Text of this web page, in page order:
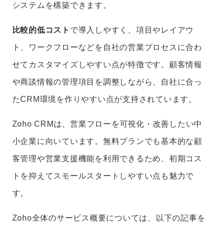
システムを構築できます。
比較的低コスト で導入しやすく、項目やレイアウ
ト、ワークフローなどを自社の営業プロセスに合わ
せてカスタマイズしやすい点が特徴です。顧客情報
や商談情報の管理項目を調整しながら、自社に合っ
たCRM環境を作りやすい点が支持されています。
Zoho CRMは、営業フローを可視化・改善したい中
小企業に向いています。無料プランでも基本的な顧
客管理や営業支援機能を利用できるため、初期コス
トを抑えてスモールスタートしやすい点も魅力で
す。
Zoho全体のサービス概要については、以下の記事を